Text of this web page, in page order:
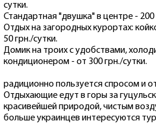
сутки.
Стандартная "двушка" в центре - 200
Отдых на загородных курортах:
50 грн./сутки.
Домик на троих с удобствами,
кондиционером - от 300 грн./сутки.
радиционно пользуется спросом и
Отдыхающие едут в горы за
красивейшей природой, чистым
больше украинцев интересуются